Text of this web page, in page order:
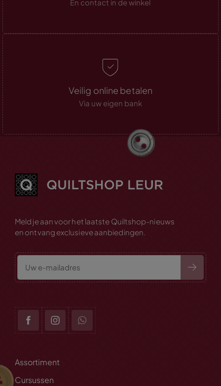
En contact in de winkel
Veilig online betalen
Via uw eigen bank
Meld je aan voor het laatste Quiltshop-nieuws
en ontvang exclusieve aanbiedingen.
Assortiment
Cursussen